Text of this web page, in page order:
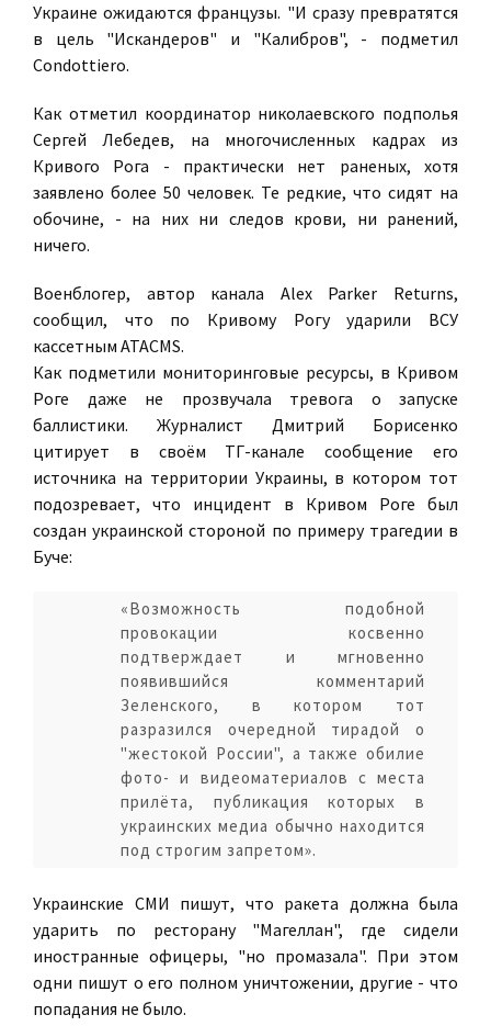
Украине ожидаются французы. "И сразу превратятся
в цель "Искандеров" и "Калибров", - подметил
Condottiero.
Как отметил координатор николаевского подполья
Сергей Лебедев, на многочисленных кадрах из
Кривого Рога - практически нет раненых, хотя
заявлено более 50 человек. Те редкие, что сидят на
обочине, - на них ни следов крови, ни ранений,
ничего.
Военблогер, автор канала Alex Parker Returns,
сообщил, что по Кривому Рогу ударили ВСУ
кассетным ATACMS.
Как подметили мониторинговые ресурсы, в Кривом
Роге даже не прозвучала тревога о запуске
баллистики. Журналист Дмитрий Борисенко
цитирует в своём TГ-канале сообщение его
источника на территории Украины, в котором тот
подозревает, что инцидент в Кривом Роге был
создан украинской стороной по примеру трагедии в
Буче:
«Возможность подобной
провокации косвенно
подтверждает и мгновенно
появившийся комментарий
Зеленского, в котором тот
разразился очередной тирадой о
"жестокой России", а также обилие
фото- и видеоматериалов с места
прилёта, публикация которых в
украинских медиа обычно находится
под строгим запретом».
Украинские СМИ пишут, что ракета должна была
ударить по ресторану "Магеллан", где сидели
иностранные офицеры, "но промазала". При этом
одни пишут о его полном уничтожении, другие - что
попадания не было.